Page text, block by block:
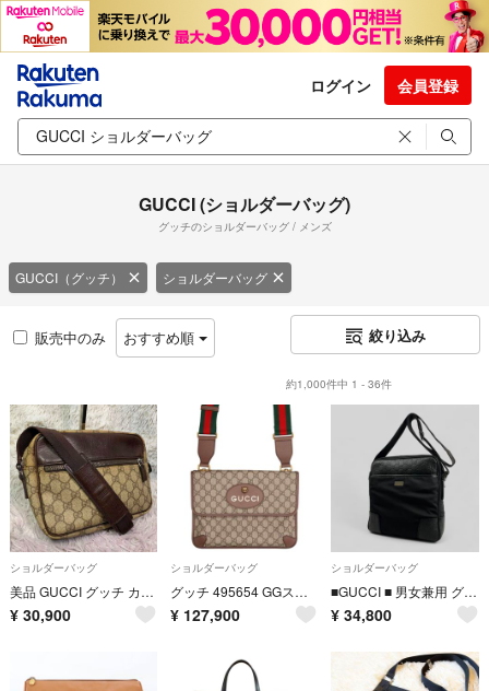
ログイン 会員登録
GUCCI (ショルダーバッグ)
グッチのショルダーバッグ / メンズ
GUCCI（グッチ） ショルダーバッグ
販売中のみ おすすめ順 絞り込み
約1,000件中 1 - 36件
ショルダーバッグ
美品 GUCCI グッチ カメラバッグ ショルダーバッグ GGスプリーム
¥ 30,900
ショルダーバッグ
グッチ 495654 GGスプリームショルダーバッグ メンズ
¥ 127,900
ショルダーバッグ
■GUCCI ■ 男女兼用 グッチシマレザーｘナイロン GG柄 ショルダーバッグ
¥ 34,800